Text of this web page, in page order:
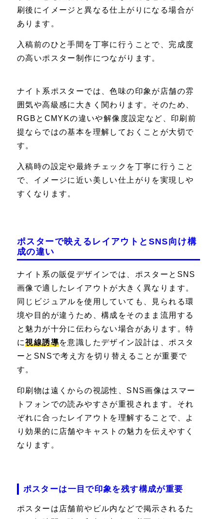
刷後にイメージと異なる仕上がりになる場合が
あります。
入稿前のひと手間を丁寧に行うことで、完成度
の高いポスター制作につながります。
ナイト系ポスターでは、色味の印象が店舗の雰
囲気や高級感に大きく関わります。そのため、
RGBとCMYKの違いや解像度設定など、印刷前
提ならではの基本を理解しておくことが大切で
す。
入稿時の設定や最終チェックを丁寧に行うこと
で、イメージに近い美しい仕上がりを実現しや
すくなります。
ポスターで映えるレイアウトとSNS向け構
成の違い
ナイト系の販促デザインでは、ポスターとSNS
画像で適したレイアウトが大きく異なります。
同じビジュアルを使用していても、見られる環
境や目的が違うため、構成をそのまま流用する
と魅力が十分に伝わらない場合があります。特
に視線誘導を意識したデザイン設計は、ポスタ
ーとSNSで考え方を切り替えることが重要で
す。
印刷物は遠くからの視認性、SNS画像はスマー
トフォンでの読みやすさが重視されます。それ
ぞれに合ったレイアウトを理解することで、よ
り効果的に店舗やキャストの魅力を伝えやすく
なります。
ポスターは一目で印象を残す構成が重要
ポスターは店舗前やビル内などで掲示されるた